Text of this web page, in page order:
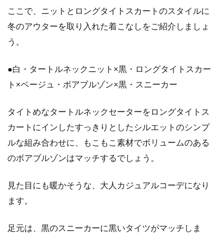
寒い冬の季節は着るものが多くなり、外出時は
なら丈感はロングが一番！
らは全てスカートの種類になります。一口にス
カートと...
ここで、ニットとロングタイトスカートのスタイルに
冬のアウターを取り入れた着こなしをご紹介しましょ
う。
●白・タートルネックニット×黒・ロングタイトスカー
ト×ベージュ・ボアブルゾン×黒・スニーカー
タイトめなタートルネックセーターをロングタイトス
カートにインしたすっきりとしたシルエットのシンプ
ルな組み合わせに、もこもこ素材でボリュームのある
のボアブルゾンはマッチするでしょう。
見た目にも暖かそうな、大人カジュアルコーデになり
ます。
足元は、黒のスニーカーに黒いタイツがマッチしま